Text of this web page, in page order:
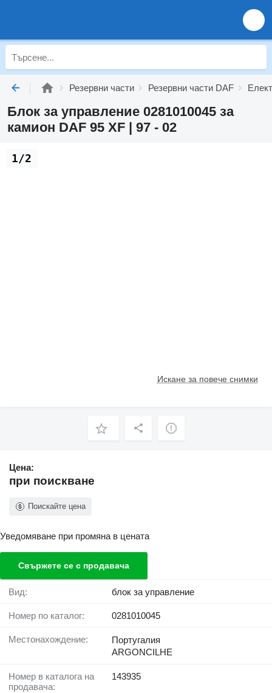
Резервни части Резервни части DAF
Блок за управление 0281010045 за
камион DAF 95 XF | 97 - 02
Искане за повече снимки
1/2
Цена:
при поискване
Поискайте цена
Уведомяване при промяна в цената
Свържете се с продавача
Вид: блок за управление
Номер по каталог: 0281010045
Местонахождение:
Португалия
ARGONCILHE
Номер в каталога на
продавача:
143935